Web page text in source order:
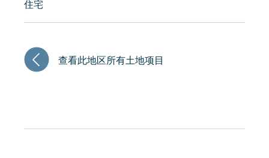
住宅
查看此地区所有土地项目